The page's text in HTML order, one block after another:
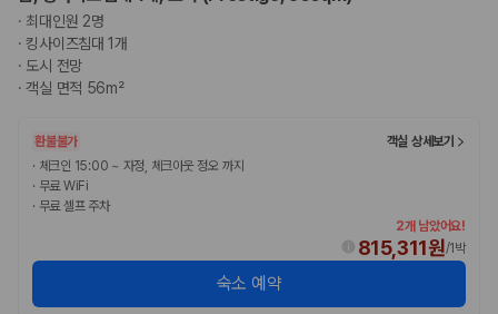
· 최대인원 2명
·킹사이즈침대 1개
· 도시 전망
·객실 면적 56m²
환불불가
객실 상세보기
· 체크인 15:00 ~ 자정, 체크아웃 정오 까지
· 무료 WiFi
· 무료 셀프 주차
2개 남았어요!
815,311원/1박
숙소 예약